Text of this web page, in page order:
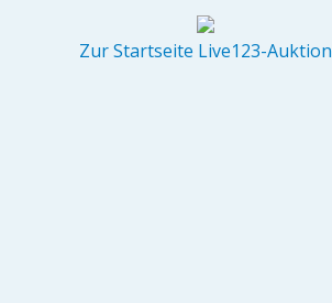
Zur Startseite Live123-Auktion